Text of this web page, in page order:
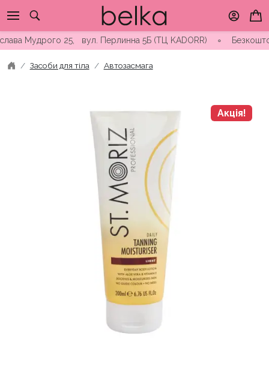
to
content 25, вул. Перлинна 5Б (ТЦ KADORR) ∘ Безкоштовна
Засоби для тіла Автозасмага
Акція!